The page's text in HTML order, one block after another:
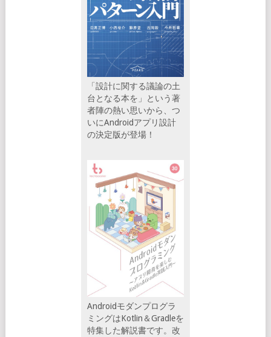
「設計に関する議論の土
台となる本を」という著
者陣の熱い思いから、つ
いにAndroidアプリ設計
の決定版が登場！
Androidモダンプログラ
ミングはKotlin＆Gradleを
特集した解説書です。改